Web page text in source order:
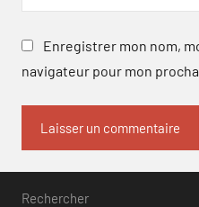
Enregistrer mon nom,
navigateur pour mon
Rechercher